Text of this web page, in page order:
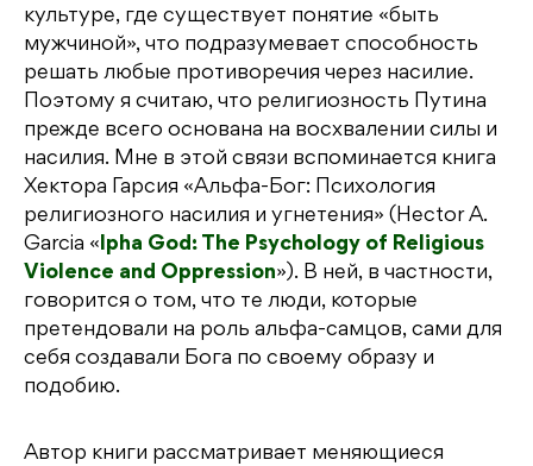
культуре, где существует понятие «быть
мужчиной», что подразумевает способность
решать любые противоречия через насилие.
Поэтому я считаю, что религиозность Путина
прежде всего основана на восхвалении силы и
насилия. Мне в этой связи вспоминается книга
Хектора Гарсия «Альфа-Бог: Психология
религиозного насилия и угнетения» (Hector A.
Garcia « lpha God: The Psychology of Religious
Violence and Oppression»). В ней, в частности,
говорится о том, что те люди, которые
претендовали на роль альфа-самцов, сами для
себя создавали Бога по своему образу и
подобию.
Автор книги рассматривает меняющиеся